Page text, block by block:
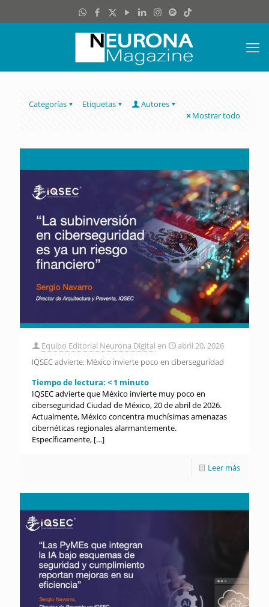
Categorías Etiquetas
Autores
Mostrar todo
Equipo Editorial Neurona Digital en
abril 20, 2026
IQSEC advierte: México invierte poco en ciberseguridad
Tiempo de lectura: < 1 minuto
IQSEC advierte que México invierte muy poco en
ciberseguridad Ciudad de México, 20 de abril de 2026.
Actualmente, México concentra muchísimas amenazas
cibernéticas regionales alarmantemente.
Específicamente, […]
Leer más